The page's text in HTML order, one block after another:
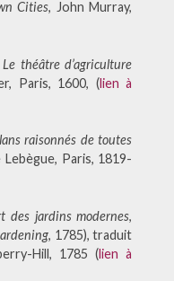
Cities, John Murray,
Le théâtre d’agriculture
Paris, 1600, (lien à
raisonnés de toutes
Paris, 1819-
des jardins modernes,
, 1785), traduit
Hill, 1785 (lien à